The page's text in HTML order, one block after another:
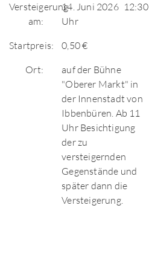
Versteigerung
am:
14. Juni 2026 12:30
Uhr
Startpreis:
0,50 €
Ort:
auf der Bühne
"Oberer Markt" in
der Innenstadt von
Ibbenbüren. Ab 11
Uhr Besichtigung
der zu
versteigernden
Gegenstände und
später dann die
Versteigerung.